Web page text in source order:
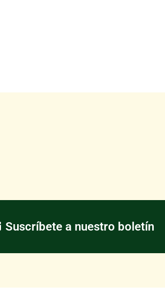
Suscríbete a nuestro boletín